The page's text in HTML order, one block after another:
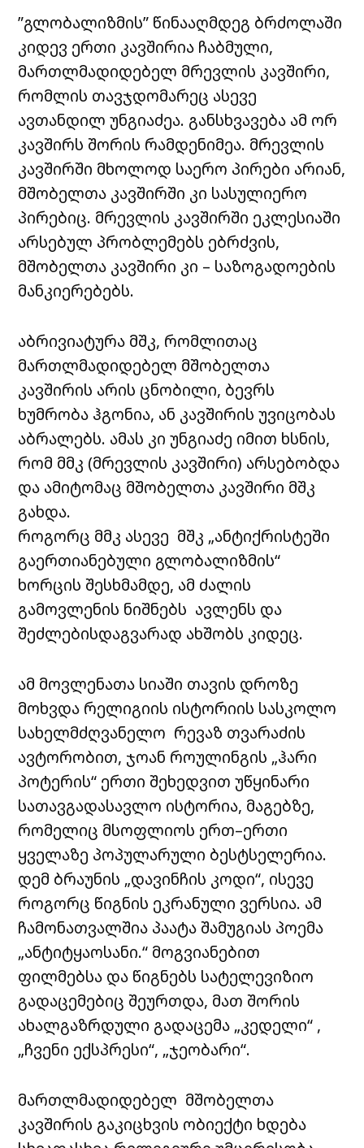
”გლობალიზმის” წინააღმდეგ ბრძოლაში
კიდევ ერთი კავშირია ჩაბმული,
მართლმადიდებელ მრევლის კავშირი,
რომლის თავჯდომარეც ასევე
ავთანდილ უნგიაძეა. განსხვავება ამ ორ
კავშირს შორის რამდენიმეა. მრევლის
კავშირში მხოლოდ საერო პირები არიან,
მშობელთა კავშირში კი სასულიერო
პირებიც. მრევლის კავშირში ეკლესიაში
არსებულ პრობლემებს ებრძვის,
მშობელთა კავშირი კი – საზოგადოების
მანკიერებებს.
აბრივიატურა მშკ, რომლითაც
მართლმადიდებელ მშობელთა
კავშირის არის ცნობილი, ბევრს
ხუმრობა ჰგონია, ან კავშირის უვიცობას
აბრალებს. ამას კი უნგიაძე იმით ხსნის,
რომ მმკ (მრევლის კავშირი) არსებობდა
და ამიტომაც მშობელთა კავშირი მშკ
გახდა.
როგორც მმკ ასევე მშკ „ანტიქრისტეში
გაერთიანებული გლობალიზმის“
ხორცის შესხმამდე, ამ ძალის
გამოვლენის ნიშნებს ავლენს და
შეძლებისდაგვარად ახშობს კიდეც.
ამ მოვლენათა სიაში თავის დროზე
მოხვდა რელიგიის ისტორიის სასკოლო
სახელმძღვანელო რევაზ თვარაძის
ავტორობით, ჯოან როულინგის „ჰარი
პოტერის“ ერთი შეხედვით უწყინარი
სათავგადასავლო ისტორია, მაგებზე,
რომელიც მსოფლიოს ერთ–ერთი
ყველაზე პოპულარული ბესტსელერია.
დემ ბრაუნის „დავინჩის კოდი“, ისევე
როგორც წიგნის ეკრანული ვერსია. ამ
ჩამონათვალშია პაატა შამუგიას პოემა
„ანტიტყაოსანი.“ მოგვიანებით
ფილმებსა და წიგნებს სატელევიზიო
გადაცემებიც შეურთდა, მათ შორის
ახალგაზრდული გადაცემა „კედელი“ ,
„ჩვენი ექსპრესი“, „ჯეობარი“.
მართლმადიდებელ მშობელთა
კავშირის გაკიცხვის ობიექტი ხდება